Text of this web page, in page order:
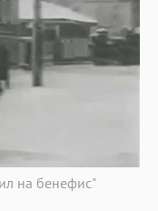
на бенефис"